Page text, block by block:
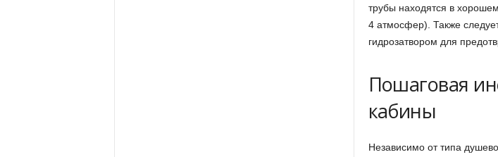
трубы находятся в
4 атмосфер). Также
гидрозатвором для
Пошаговая
кабины
Независимо от типа